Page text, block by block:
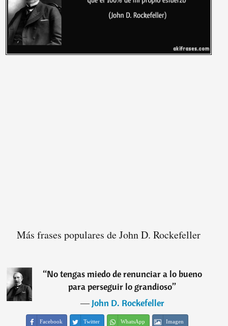
Más frases populares de John D. Rockefeller
“No tengas miedo de renunciar a lo bueno
para perseguir lo grandioso”
―John D. Rockefeller
Facebook Twitter WhatsApp Imagen